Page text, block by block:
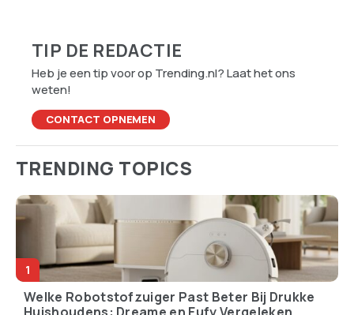
TIP DE REDACTIE
Heb je een tip voor op Trending.nl? Laat het ons
weten!
CONTACT OPNEMEN
TRENDING TOPICS
Welke Robotstofzuiger Past Beter Bij Drukke